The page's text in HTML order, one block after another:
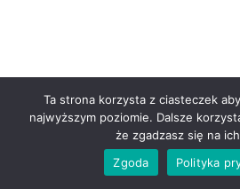
Ta strona korzysta z ciasteczek
najwyższym poziomie. Dalsze
że zgadzasz się na
Zgoda
Polityka